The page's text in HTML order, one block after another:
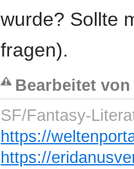
wurde? Sollte
fragen).
Bearbeitet
SF/Fantasy-
https://
https://